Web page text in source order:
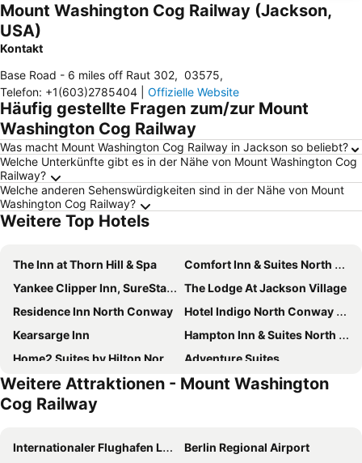
Mount Washington Cog Railway (Jackson,
USA)
Kontakt
Base Road - 6 miles off Raut 302, 03575,
Telefon: +1(603)2785404 Offizielle Website
Häufig gestellte Fragen zum/zur Mount
Washington Cog Railway
Was macht Mount Washington Cog Railway in Jackson so beliebt?
Welche Unterkünfte gibt es in der Nähe von Mount Washington Cog
Railway?
Welche anderen Sehenswürdigkeiten sind in der Nähe von Mount
Washington Cog Railway?
Weitere Top Hotels
The Inn at Thorn Hill & Spa
Comfort Inn & Suites North Conway
Yankee Clipper Inn, SureStay Collection by Best Western
The Lodge At Jackson Village
Residence Inn North Conway
Hotel Indigo North Conway By Ihg
Kearsarge Inn
Hampton Inn & Suites North Conway
Home2 Suites by Hilton North Conway
Adventure Suites
The Green Granite North Conway, an Ascend Collection Hotel
The Wentworth
Fairfield by Marriott Inn & Suites North Conway
Cambria Hotel North Conway
North Conway Mountain Inn
Weitere Attraktionen - Mount Washington
Cog Railway
Internationaler Flughafen Logan
Berlin Regional Airport